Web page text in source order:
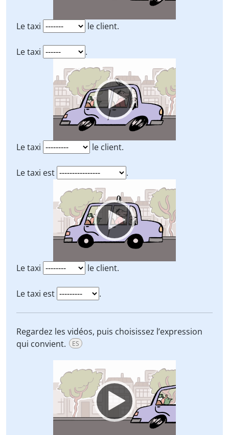
Le taxi le client.
Le taxi
.
Le taxi le client.
Le taxi est
.
Le taxi le client.
Le taxi est .
Regardez les vidéos, puis choisissez l’expression
qui convient.
ES